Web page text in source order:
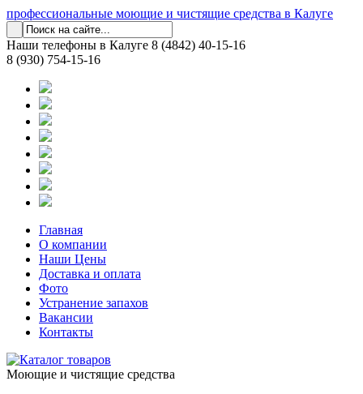
профессиональные моющие и чистящие средства в Калуге
Наши телефоны в Калуге 8 (4842) 40-15-16
8 (930) 754-15-16
Главная
О компании
Наши Цены
Доставка и оплата
Фото
Устранение запахов
Вакансии
Контакты
Моющие и чистящие средства